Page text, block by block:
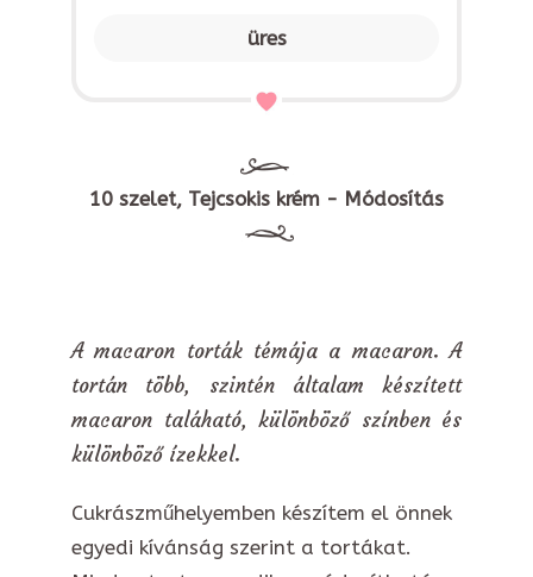
üres
10 szelet, Tejcsokis krém - Módosítás
A macaron torták témája a macaron. A
tortán több, szintén általam készített
macaron taláható, különböző színben és
különböző ízekkel.
Cukrászműhelyemben készítem el önnek
egyedi kívánság szerint a tortákat.